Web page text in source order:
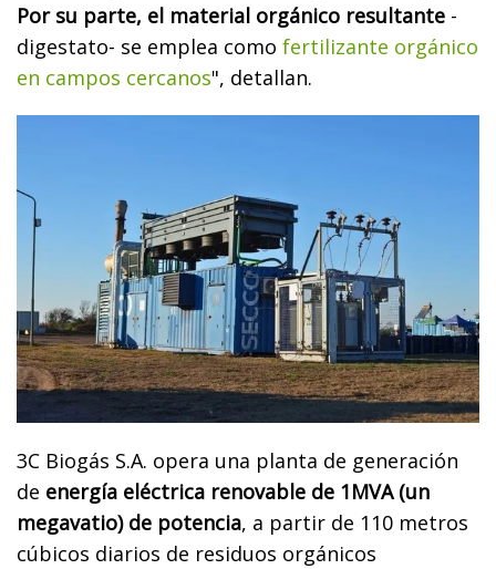
Por su parte, el material orgánico resultante -
digestato- se emplea como fertilizante orgánico
en campos cercanos", detallan.
3C Biogás S.A. opera una planta de generación
de energía eléctrica renovable de 1MVA (un
megavatio) de potencia, a partir de 110 metros
cúbicos diarios de residuos orgánicos